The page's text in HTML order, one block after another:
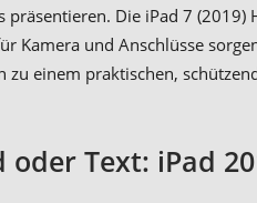
Die iPad 7
Kamera und Anschlüsse
einem praktischen,
Text: iPad